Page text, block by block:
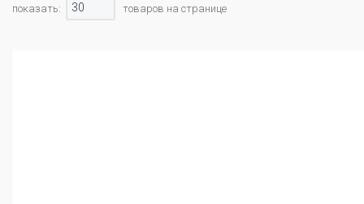
показать:
30 товаров на странице